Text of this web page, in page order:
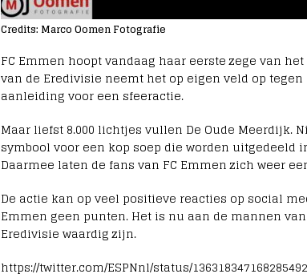
Credits: Marco Oomen Fotografie
FC Emmen hoopt vandaag haar eerste zege van
van de Eredivisie neemt het op eigen veld op tegen
aanleiding voor een sfeeractie.
Maar liefst 8.000 lichtjes vullen De Oude Meerdijk.
symbool voor een kop soep die worden uitgedeeld
Daarmee laten de fans van FC Emmen zich weer
De actie kan op veel positieve reacties op social
Emmen geen punten. Het is nu aan de mannen
Eredivisie waardig zijn.
https://twitter.com/ESPNnl/status/